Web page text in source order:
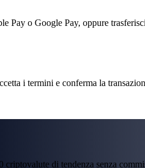
Pay o Google Pay, oppure
i termini e conferma la
di tendenza senza